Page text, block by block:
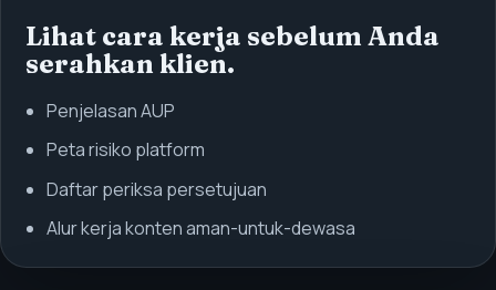
Lihat cara kerja sebelum Anda
serahkan klien.
Penjelasan AUP
Peta risiko platform
Daftar periksa persetujuan
Alur kerja konten aman-untuk-dewasa